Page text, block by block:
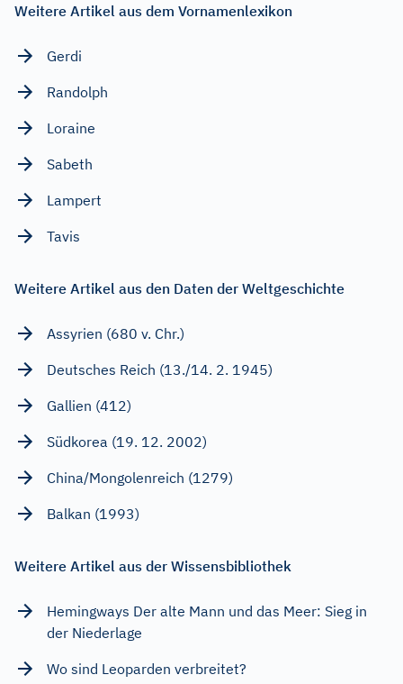
Weitere Artikel aus dem Vornamenlexikon
Gerdi
Randolph
Loraine
Sabeth
Lampert
Tavis
Weitere Artikel aus den Daten der Weltgeschichte
Assyrien (680 v. Chr.)
Deutsches Reich (13./14. 2. 1945)
Gallien (412)
Südkorea (19. 12. 2002)
China/Mongolenreich (1279)
Balkan (1993)
Weitere Artikel aus der Wissensbibliothek
Hemingways Der alte Mann und das Meer: Sieg in
der Niederlage
Wo sind Leoparden verbreitet?